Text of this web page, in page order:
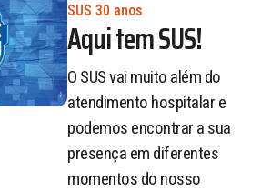
SUS 30 anos
Aqui tem SUS!
O SUS vai muito além do
atendimento hospitalar e
podemos encontrar a sua
presença em diferentes
momentos do nosso